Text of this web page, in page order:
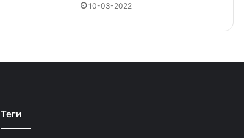
10-03-2022
Теги